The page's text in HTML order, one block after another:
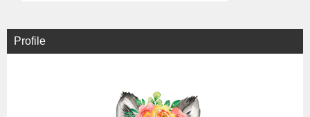
Profile